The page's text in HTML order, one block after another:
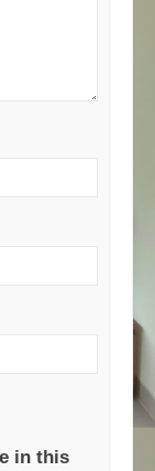
in this